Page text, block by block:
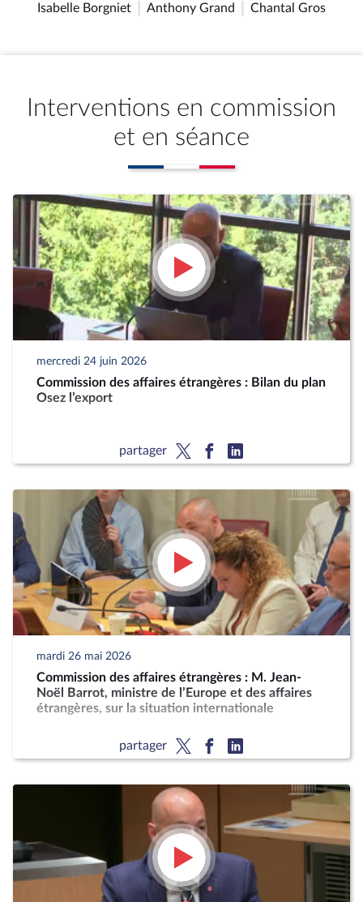
Isabelle Borgniet Anthony Grand Chantal Gros
Interventions en commission
et en séance
mercredi 24 juin 2026
Commission des affaires étrangères : Bilan du plan
Osez l’export
partager
mardi 26 mai 2026
Commission des affaires étrangères : M. Jean-
Noël Barrot, ministre de l’Europe et des affaires
étrangères, sur la situation internationale
partager